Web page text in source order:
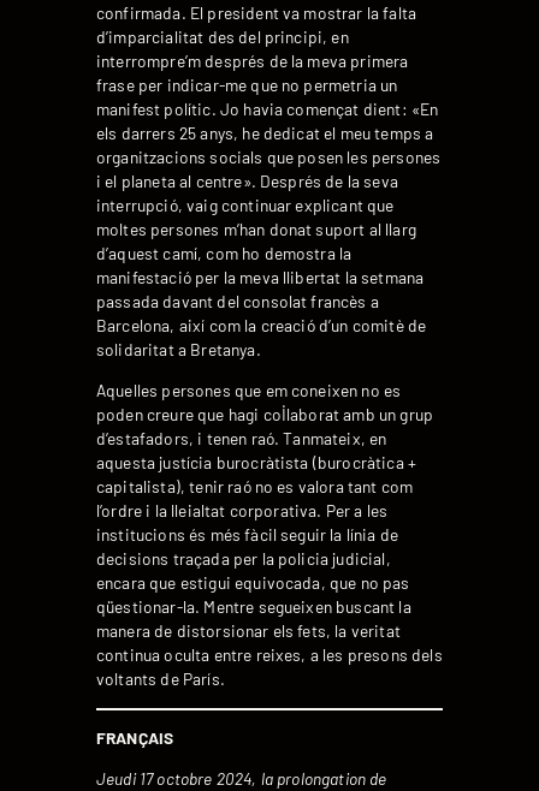
confirmada. El president va mostrar la falta
d’imparcialitat des del principi, en
interrompre’m després de la meva primera
frase per indicar-me que no permetria un
manifest polític. Jo havia començat dient: «En
els darrers 25 anys, he dedicat el meu temps a
organitzacions socials que posen les persones
i el planeta al centre». Després de la seva
interrupció, vaig continuar explicant que
moltes persones m’han donat suport al llarg
d’aquest camí, com ho demostra la
manifestació per la meva llibertat la setmana
passada davant del consolat francès a
Barcelona, ​​així com la creació d’un comitè de
solidaritat a Bretanya.
Aquelles persones que em coneixen no es
poden creure que hagi col·laborat amb un grup
d’estafadors, i tenen raó. Tanmateix, en
aquesta justícia burocràtista (burocràtica +
capitalista), tenir raó no es valora tant com
l’ordre i la lleialtat corporativa. Per a les
institucions és més fàcil seguir la línia de
decisions traçada per la policia judicial,
encara que estigui equivocada, que no pas
qüestionar-la. Mentre segueixen buscant la
manera de distorsionar els fets, la veritat
continua oculta entre reixes, a les presons dels
voltants de París.
FRANÇAIS
Jeudi 17 octobre 2024, la prolongation de